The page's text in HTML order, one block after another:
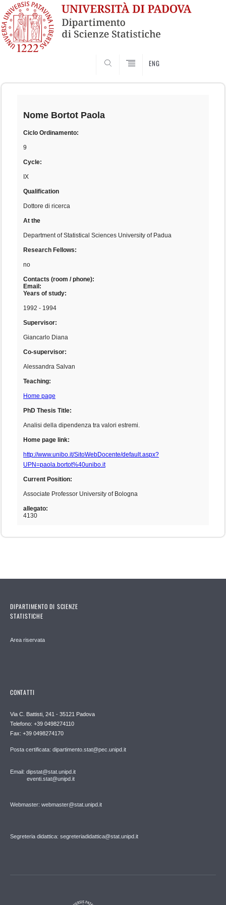
ENG
Skip
Nome Bortot Paola
Ciclo Ordinamento:
9
Cycle:
IX
Qualification
Dottore di ricerca
At the
Department of Statistical Sciences University of Padua
Research Fellows:
no
Contacts (room / phone):
Email:
Years of study:
1992 - 1994
Supervisor:
Giancarlo Diana
Co-supervisor:
Alessandra Salvan
Teaching:
Home page
PhD Thesis Title:
Analisi della dipendenza tra valori estremi.
Home page link:
http://www.unibo.it/SitoWebDocente/default.aspx?
UPN=paola.bortot%40unibo.it
Current Position:
Associate Professor University of Bologna
allegato:
4130
DIPARTIMENTO DI SCIENZE
STATISTICHE
Area riservata
CONTATTI
Via C. Battisti, 241 - 35121 Padova
Telefono: +39 0498274110
Fax: +39 0498274170
Posta certificata: dipartimento.stat@pec.unipd.it
Email: dipstat@stat.unipd.it
eventi.stat@unipd.it
Webmaster: webmaster@stat.unipd.it
Segreteria didattica: segreteriadidattica@stat.unipd.it